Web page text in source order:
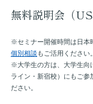
無料説明会（
※セミナー開催時間は日本
個別相談もご活用ください。
※大学生の方は、大学生向
ライン・新宿校）にもご参
ださい。